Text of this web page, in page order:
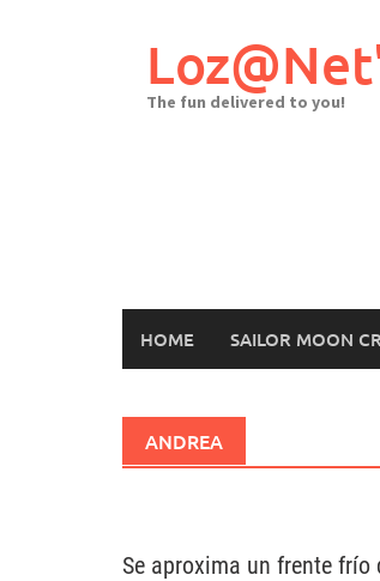
The fun delivered to you!
HOME SAILOR MOON
ANDREA
Se aproxima un frente frío